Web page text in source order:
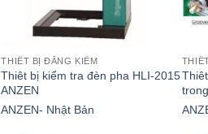
THIẾT BỊ ĐĂNG KIỂM
Thiêt bị kiểm tra đèn pha HLI-2015
ANZEN
ANZEN- Nhật Bản